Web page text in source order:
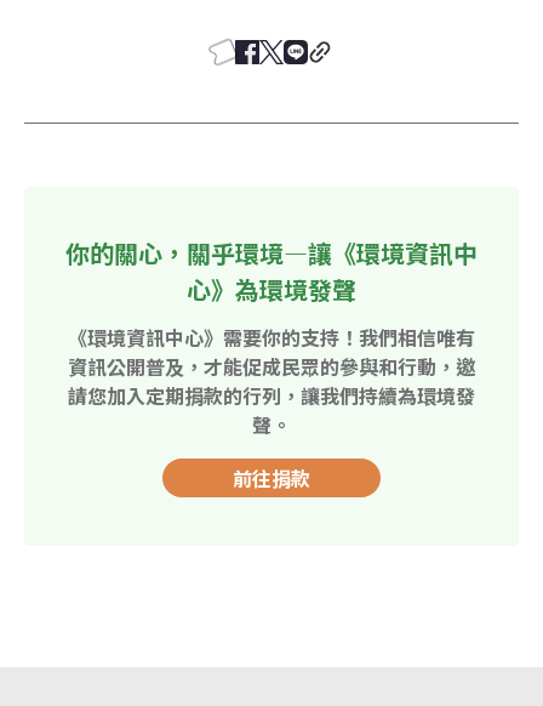
你的關心，關乎環境—讓《環境資訊中
心》為環境發聲
《環境資訊中心》需要你的支持！我們相信唯有
資訊公開普及，才能促成民眾的參與和行動，邀
請您加入定期捐款的行列，讓我們持續為環境發
聲。
前往捐款